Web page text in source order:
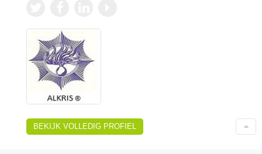
BEKIJK VOLLEDIG PROFIEL